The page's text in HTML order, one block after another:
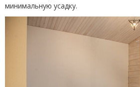
минимальную усадку.